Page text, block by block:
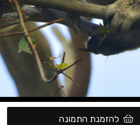
להזמנת התמונה